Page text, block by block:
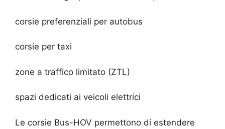
corsie preferenziali per autobus
corsie per taxi
zone a traffico limitato (ZTL)
spazi dedicati ai veicoli elettrici
Le corsie Bus-HOV permettono di estendere